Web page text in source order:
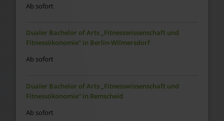
Ab sofort
Dualer Bachelor of Arts „Fitnesswissenschaft und
Fitnessökonomie“ in Berlin-Wilmersdorf
Ab sofort
Dualer Bachelor of Arts „Fitnesswissenschaft und
Fitnessökonomie“ in Remscheid
Ab sofort